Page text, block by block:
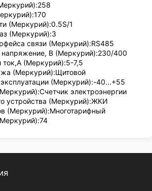
(Меркурий):0.5S/1
(Меркурий):3
связи (Меркурий):RS485
напряжение, В (Меркурий):230/400
(Меркурий):5-7,5
(Меркурий):Щитовой
(Меркурий):-40...+55
электроэнергии
устройства (Меркурий):ЖКИ
(Меркурий):Многотарифный